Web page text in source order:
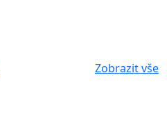
Zobrazit vše